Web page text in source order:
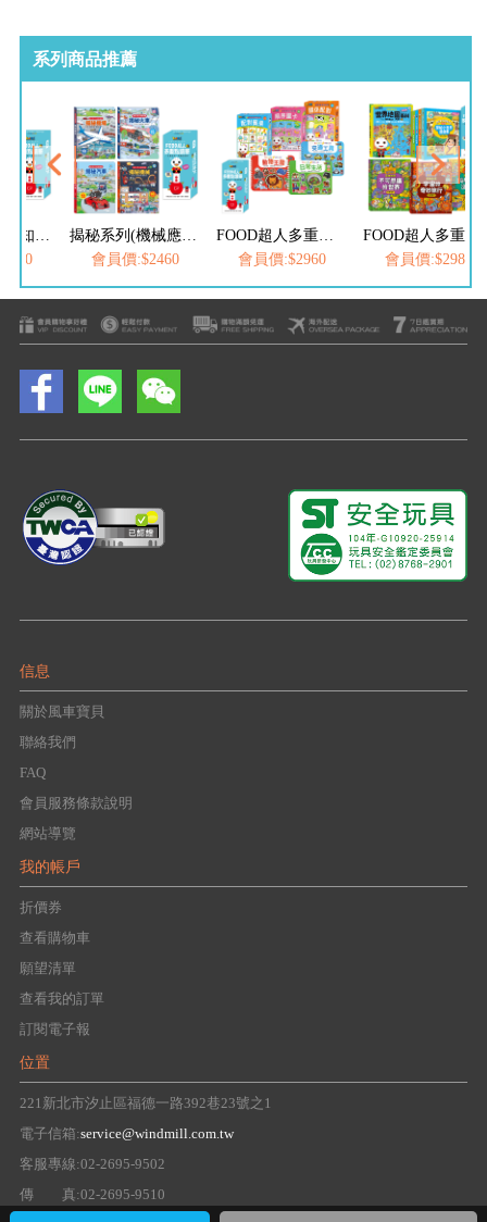
系列商品推薦
揭秘系列(生活知識翻翻百科)-點讀套組
揭秘系列(機械應用翻翻百科)-點讀套組
會員價:$2460
FOOD超人多重點讀筆-認知啟蒙組
會員價:$2960
會員價:$2980
信息
關於風車寶貝
聯絡我們
FAQ
會員服務條款說明
網站導覽
我的帳戶
折價券
查看購物車
願望清單
查看我的訂單
訂閱電子報
位置
221新北市汐止區福德一路392巷23號之1
電子信箱:service@windmill.com.tw
客服專線:02-2695-9502
傳 真:02-2695-9510